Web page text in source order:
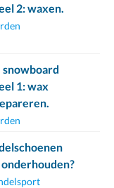
2: waxen.
snowboard
1: wax